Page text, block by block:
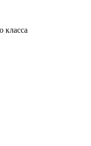
класса